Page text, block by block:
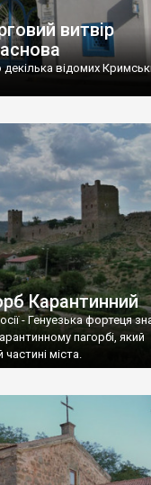
витвір
відомих
Карантинний
- Генуезька фортеця
пагорбі, який
частині міста.